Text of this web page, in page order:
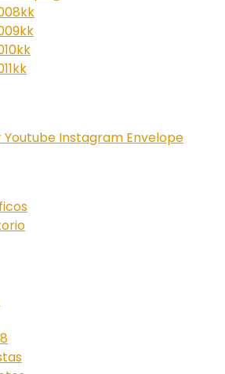
Youtube Instagram Envelope